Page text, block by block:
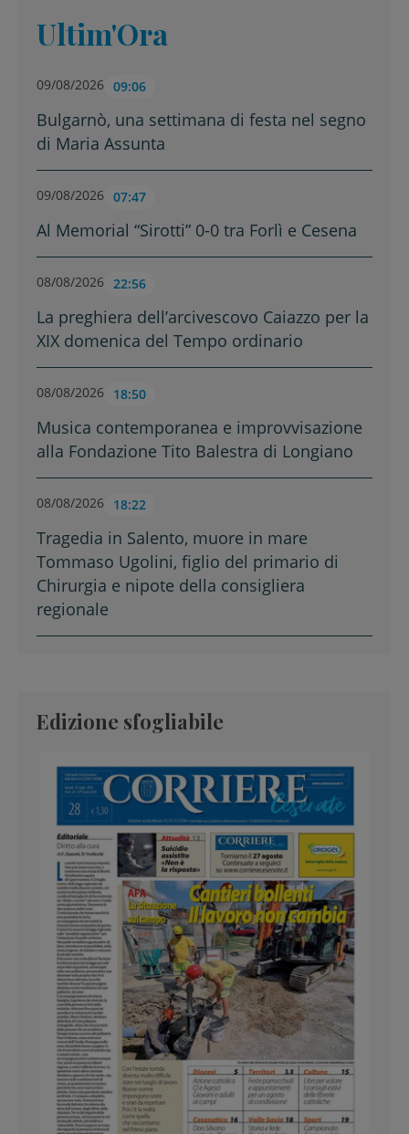
Ultim'Ora
09/08/2026 09:06
Bulgarnò, una settimana di festa nel segno
di Maria Assunta
09/08/2026 07:47
Al Memorial “Sirotti” 0-0 tra Forlì e Cesena
08/08/2026 22:56
La preghiera dell’arcivescovo Caiazzo per la
XIX domenica del Tempo ordinario
08/08/2026 18:50
Musica contemporanea e improvvisazione
alla Fondazione Tito Balestra di Longiano
08/08/2026 18:22
Tragedia in Salento, muore in mare
Tommaso Ugolini, figlio del primario di
Chirurgia e nipote della consigliera
regionale
Edizione sfogliabile